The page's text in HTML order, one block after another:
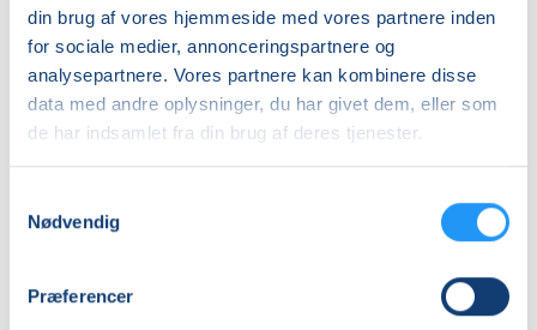
din brug af vores hjemmeside med vores partnere inden
for sociale medier, annonceringspartnere og
analysepartnere. Vores partnere kan kombinere disse
data med andre oplysninger, du har givet dem, eller som
de har indsamlet fra din brug af deres tjenester.
Nødvendig
Præferencer
462215
Mødegang
torsdag 01.10.2026, kl. 17.00 - 21.00
Antal mødegange
1mødegang
Adresse
Se på kort